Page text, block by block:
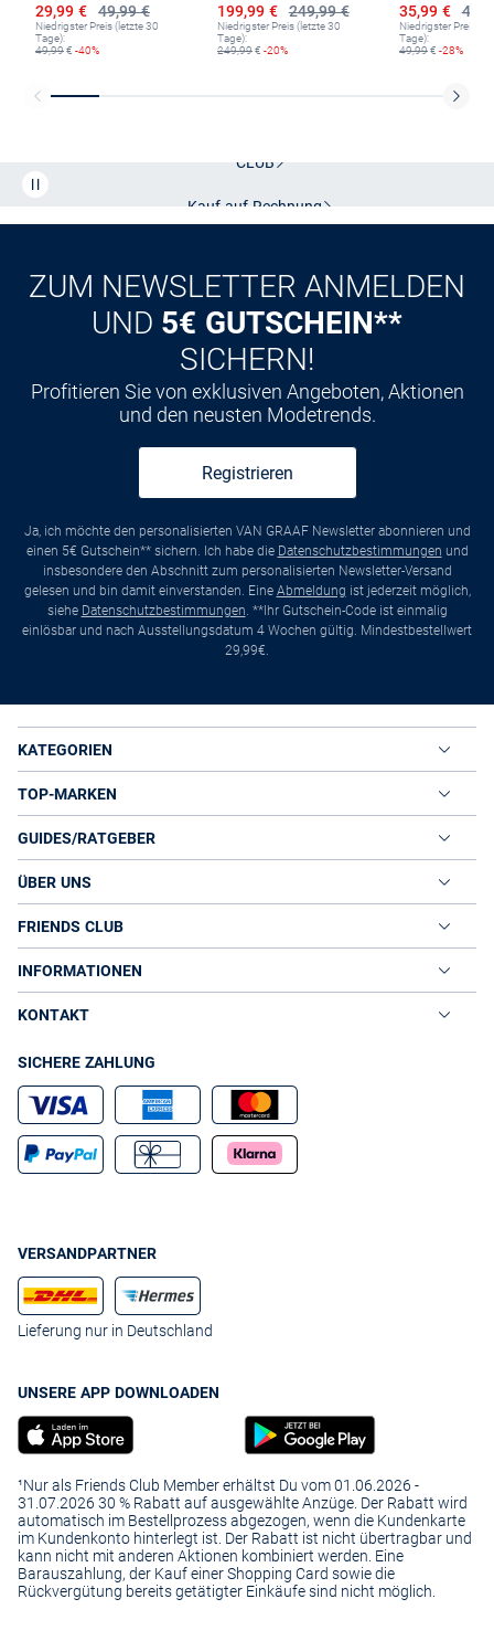
49,99 €
Ermäßigter Preis
29,99 €
Niedrigster Preis (letzte 30
Tage):
49,99€ -40%
249,99 €
Ermäßigter Preis
199,99 €
Niedrigster Preis (letzte 30
Tage):
249,99€ -20%
Ermäßigter
35,99 €
Niedrigster Preis
Tage):
49,99€ -28%
CLUB
Kauf auf Rechnung
ZUM NEWSLETTER ANMELDEN
UND 5€ GUTSCHEIN**
SICHERN!
Profitieren Sie von exklusiven Angeboten, Aktionen
und den neusten Modetrends.
Registrieren
Ja, ich möchte den personalisierten VAN GRAAF Newsletter abonnieren und
einen 5€ Gutschein** sichern. Ich habe die Datenschutzbestimmungen und
insbesondere den Abschnitt zum personalisierten Newsletter-Versand
gelesen und bin damit einverstanden. Eine Abmeldung ist jederzeit möglich,
siehe Datenschutzbestimmungen. **Ihr Gutschein-Code ist einmalig
einlösbar und nach Ausstellungsdatum 4 Wochen gültig. Mindestbestellwert
29,99€.
KATEGORIEN
TOP-MARKEN
GUIDES/RATGEBER
ÜBER UNS
FRIENDS CLUB
INFORMATIONEN
KONTAKT
SICHERE ZAHLUNG
VERSANDPARTNER
Lieferung nur in Deutschland
UNSERE APP DOWNLOADEN
¹Nur als Friends Club Member erhältst Du vom 01.06.2026 -
31.07.2026 30 % Rabatt auf ausgewählte Anzüge. Der Rabatt wird
automatisch im Bestellprozess abgezogen, wenn die Kundenkarte
im Kundenkonto hinterlegt ist. Der Rabatt ist nicht übertragbar und
kann nicht mit anderen Aktionen kombiniert werden. Eine
Barauszahlung, der Kauf einer Shopping Card sowie die
Rückvergütung bereits getätigter Einkäufe sind nicht möglich.